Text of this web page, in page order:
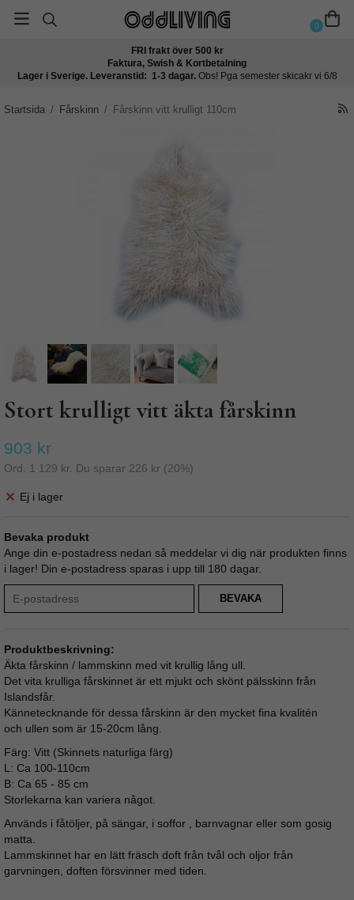
0
FRI frakt över 500 kr
Faktura, Swish & Kortbetalning
Lager i Sverige. Leveranstid: 1-3 dagar. Obs! Pga semester skicakr vi 6/8
Startsida / Fårskinn / Fårskinn vitt krulligt 110cm
Stort krulligt vitt äkta fårskinn
903 kr
Ord. 1 129 kr . Du sparar 226 kr (20%)
Ej i lager
Bevaka produkt
Ange din e-postadress nedan så meddelar vi dig när produkten finns
i lager! Din e-postadress sparas i upp till 180 dagar.
BEVAKA
Produktbeskrivning:
Äkta fårskinn / lammskinn med vit krullig lång ull.
Det vita krulliga fårskinnet är ett mjukt och skönt pälsskinn från
Islandsfår.
Kännetecknande för dessa fårskinn är den mycket fina kvalitén
och ullen som är 15-20cm lång.
Färg: Vitt (Skinnets naturliga färg)
L: Ca 100-110cm
B: Ca 65 - 85 cm
Storlekarna kan variera något.
Används i fåtöljer, på sängar, i soffor , barnvagnar eller som gosig
matta.
Lammskinnet har en lätt fräsch doft från tvål och oljor från
garvningen, doften försvinner med tiden.